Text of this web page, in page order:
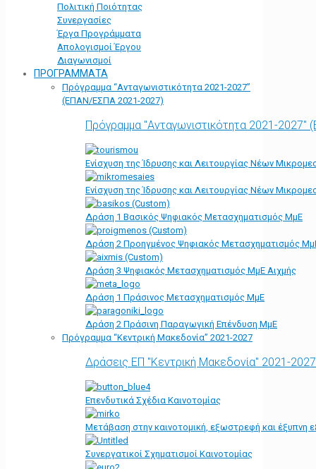
Πολιτική Ποιότητας
Συνεργασίες
Έργα Προγράμματα
Απολογισμοί Έργου
Διαγωνισμοί
ΠΡΟΓΡΑΜΜΑΤΑ
Πρόγραμμα “Ανταγωνιστικότητα 2021-2027”
(ΕΠΑΝ/ΕΣΠΑ 2021-2027)
Πρόγραμμα "Ανταγωνιστικότητα 2021-
Ενίσχυση της Ίδρυσης και Λειτουργίας Νέων
Ενίσχυση της Ίδρυσης και Λειτουργίας Νέων
Δράση 1 Βασικός Ψηφιακός Μετασχηματισμός ΜμΕ
Δράση 2 Προηγμένος Ψηφιακός Μετασχηματισμός
Δράση 3 Ψηφιακός Μετασχηματισμός ΜμΕ Αιχμής
Δράση 1 Πράσινος Μετασχηματισμός ΜμΕ
Δράση 2 Πράσινη Παραγωγική Επένδυση ΜμΕ
Πρόγραμμα “Κεντρική Μακεδονία” 2021-2027
Δράσεις ΕΠ "Κεντρική Μακεδονία" 2021-2027
Επενδυτικά Σχέδια Καινοτομίας
Μετάβαση στην καινοτομική, εξωστρεφή και έξυπνη
Συνεργατικοί Σχηματισμοί Καινοτομίας